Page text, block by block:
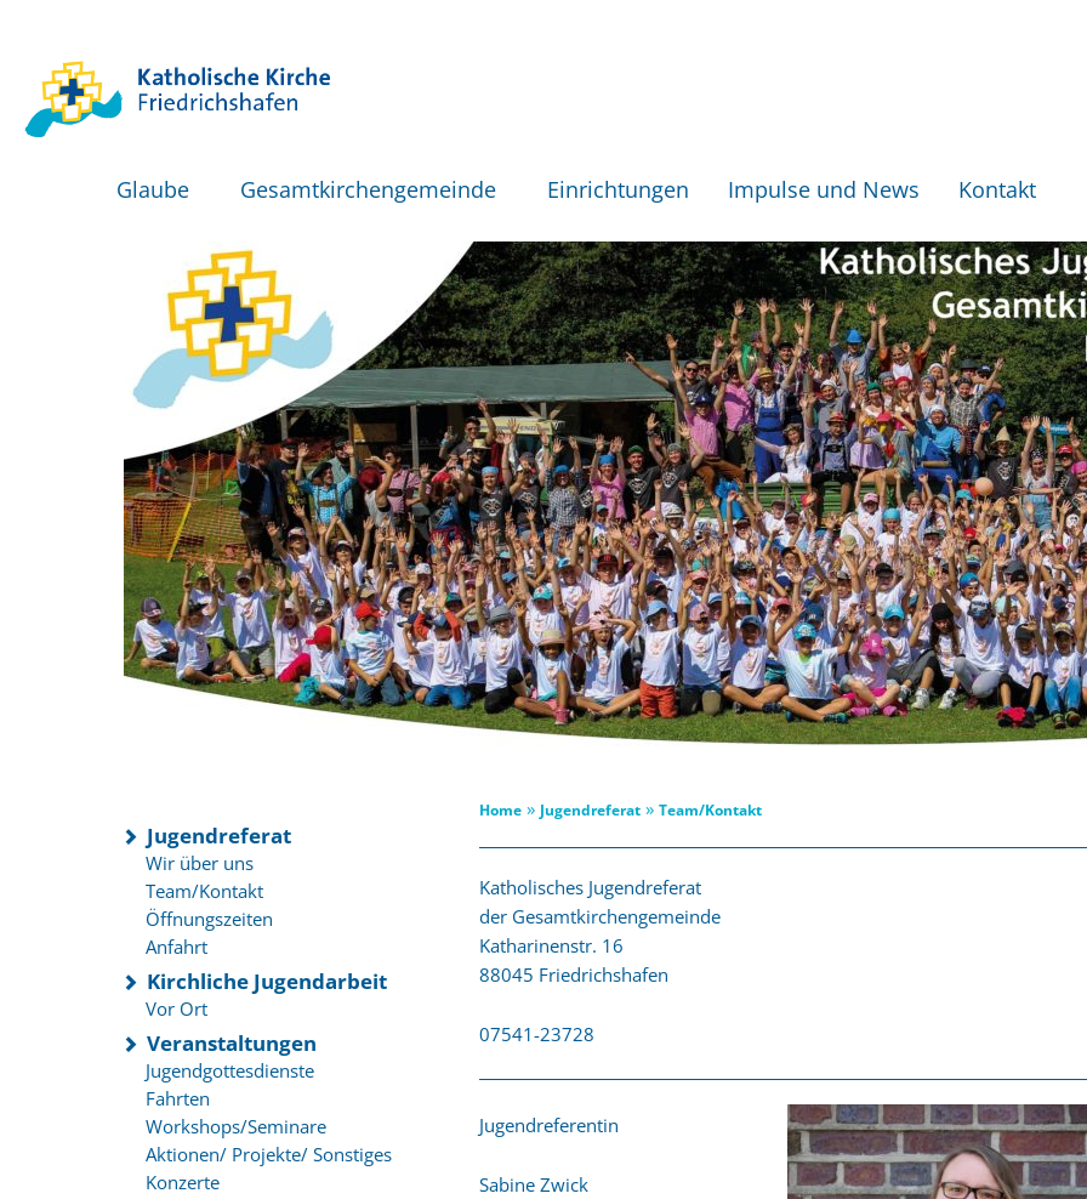
Glaube Gesamtkirchengemeinde Einrichtungen Impulse und News Kontakt
Jugendreferat
Wir über uns
Team/Kontakt
Öffnungszeiten
Anfahrt
Kirchliche Jugendarbeit
Vor Ort
Veranstaltungen
Jugendgottesdienste
Fahrten
Workshops/Seminare
Aktionen/ Projekte/ Sonstiges
Konzerte
Home» Jugendreferat» Team/Kontakt
Katholisches Jugendreferat
der Gesamtkirchengemeinde
Katharinenstr. 16
88045 Friedrichshafen
07541-23728
Jugendreferentin
Sabine Zwick